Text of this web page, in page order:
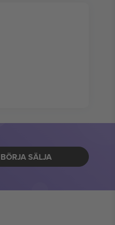
BÖRJA SÄLJA